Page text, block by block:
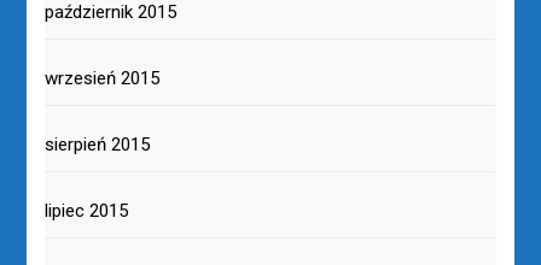
październik 2015
wrzesień 2015
sierpień 2015
lipiec 2015